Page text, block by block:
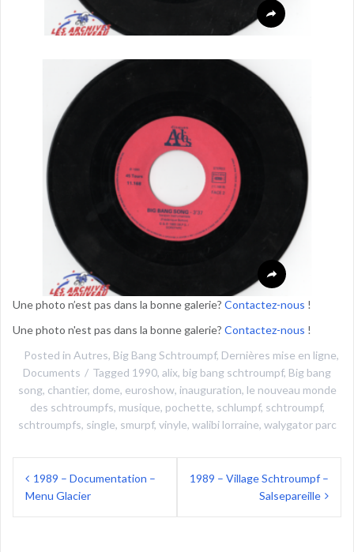
Une photo n’est pas dans la bonne galerie? Contactez-nous !
Une photo n'est pas dans la bonne galerie? Contactez-nous !
Posted in Autres, Big Bang Schtroumpf, Dernières mise en ligne,
Documents
Tagged 1990, alix, big bang schtroumpf, Big bang
song, chantier, dome, euroshow, inauguration, le nouveau monde
des schtroumpfs, musique, pochette, schlumpf, schtroumpf,
schtroumpfs, single, smurpf, vinyle, walibi lorraine, walygator parc
Navigation
de 1989 – Documentation –
Menu Glacier
1989 – Village Schtroumpf –
Salsepareille